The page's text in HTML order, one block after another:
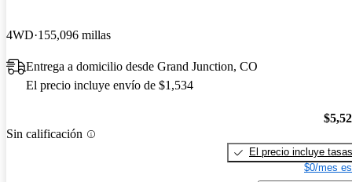
4WD 155,096 millas
Entrega a domicilio desde Grand Junction, CO
El precio incluye envío de $1,534
Sin calificación
El precio incluye tasas
$0/mes